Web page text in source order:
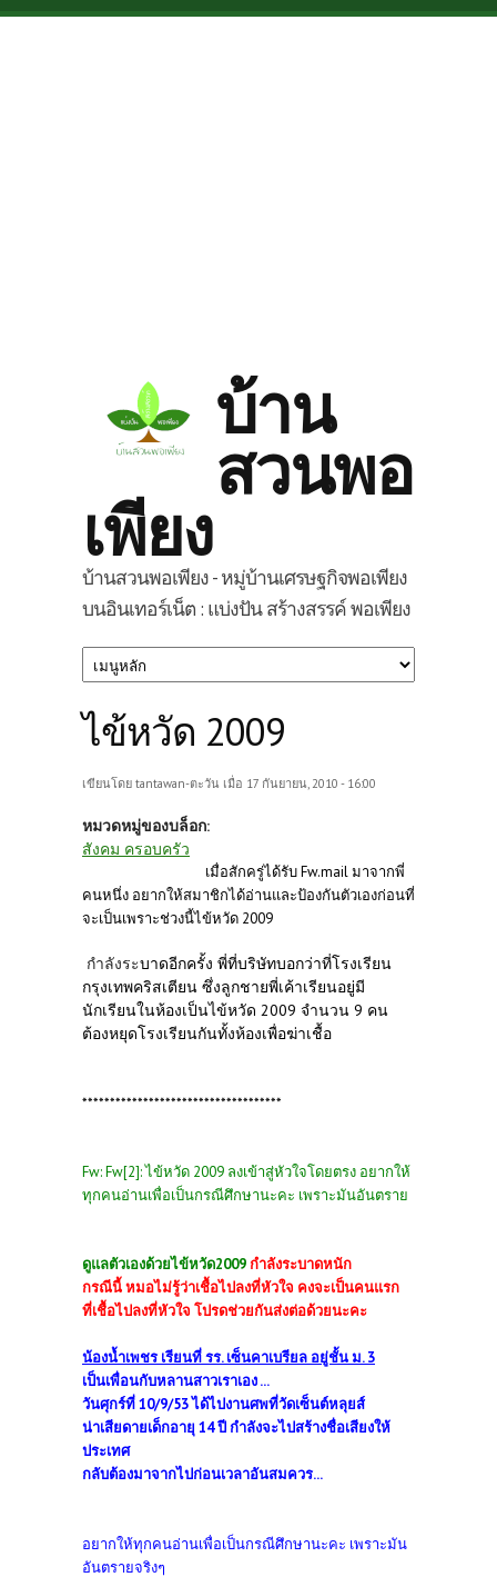
Skip to main content
บ้าน
สวนพอ
เพียง
บ้านสวนพอเพียง - หมู่บ้านเศรษฐกิจพอเพียง
บนอินเทอร์เน็ต : แบ่งปัน สร้างสรรค์ พอเพียง
ไข้หวัด 2009
เขียนโดย tantawan-ตะวัน เมื่อ 17 กันยายน, 2010 - 16:00
หมวดหมู่ของบล็อก:
สังคม ครอบครัว
เมื่อสักครู่ได้รับ Fw.mail มาจากพี่
คนหนึ่ง อยากให้สมาชิกได้อ่านและป้องกันตัวเองก่อนที่
จะเป็นเพราะช่วงนี้ไข้หวัด 2009
กำลังระบาดอีกครั้ง พี่ที่บริษัทบอกว่าที่โรงเรียน
กรุงเทพคริสเตียน ซึ่งลูกชายพี่เค้าเรียนอยู่มี
นักเรียนในห้องเป็นไข้หวัด 2009 จำนวน 9 คน
ต้องหยุดโรงเรียนกันทั้งห้องเพื่อฆ่าเชื้อ
************************************
Fw: Fw[2]: ไข้หวัด 2009 ลงเข้าสู่หัวใจโดยตรง อยากให้
ทุกคนอ่านเพื่อเป็นกรณีศึกษานะคะ เพราะมันอันตราย
ดูแลตัวเองด้วยไข้หวัด2009กำลังระบาดหนัก
กรณีนี้ หมอไม่รู้ว่าเชื้อไปลงที่หัวใจ คงจะเป็นคนแรก
ที่เชื้อไปลงที่หัวใจ โปรดช่วยกันส่งต่อด้วยนะคะ
น้องน้ำเพชร เรียนที่ รร. เซ็นคาเบรียล อยู่ชั้น ม. 3
เป็นเพื่อนกับหลานสาวเราเอง ...
วันศุกร์ที่ 10/9/53 ได้ไปงานศพที่วัดเซ็นต์หลุยส์
น่าเสียดายเด็กอายุ 14 ปี กำลังจะไปสร้างชื่อเสียงให้
ประเทศ
กลับต้องมาจากไปก่อนเวลาอันสมควร...
อยากให้ทุกคนอ่านเพื่อเป็นกรณีศึกษานะคะ เพราะมัน
อันตรายจริงๆ